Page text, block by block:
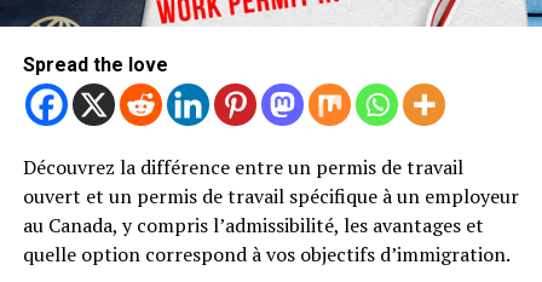
Spread the love
Découvrez la différence entre un permis de travail
ouvert et un permis de travail spécifique à un employeur
au Canada, y compris l’admissibilité, les avantages et
quelle option correspond à vos objectifs d’immigration.